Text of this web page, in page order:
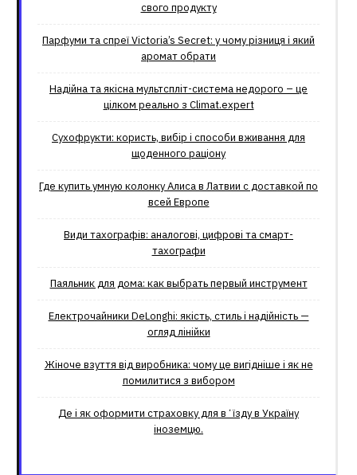
свого продукту
Парфуми та спреї Victoria’s Secret: у чому різниця і який
аромат обрати
Надійна та якісна мультспліт-система недорого – це
цілком реально з Climat.еxpert
Сухофрукти: користь, вибір і способи вживання для
щоденного раціону
Где купить умную колонку Алиса в Латвии с доставкой по
всей Европе
Види тахографів: аналогові, цифрові та смарт-
тахографи
Паяльник для дома: как выбрать первый инструмент
Електрочайники DeLonghi: якість, стиль і надійність —
огляд лінійки
Жіноче взуття від виробника: чому це вигідніше і як не
помилитися з вибором
Де і як оформити страховку для вʼїзду в Україну
іноземцю.